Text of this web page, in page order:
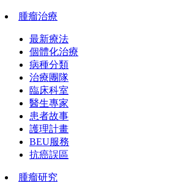
腫瘤治療
最新療法
個體化治療
病種分類
治療團隊
臨床科室
醫生專家
患者故事
護理計畫
BEU服務
抗癌誤區
腫瘤研究